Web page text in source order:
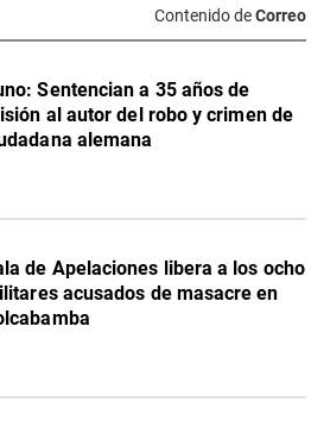
Contenido deCorreo
Sentencian a 35 años de
al autor del robo y crimen de
alemana
de Apelaciones libera a los ocho
acusados de masacre en